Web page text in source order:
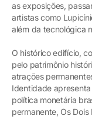
as exposições,
artistas como
além da tecnológica
O histórico edifício,
pelo patrimônio
atrações
Identidade
política monetária
permanente, Os